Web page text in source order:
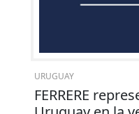
URUGUAY
FERRERE